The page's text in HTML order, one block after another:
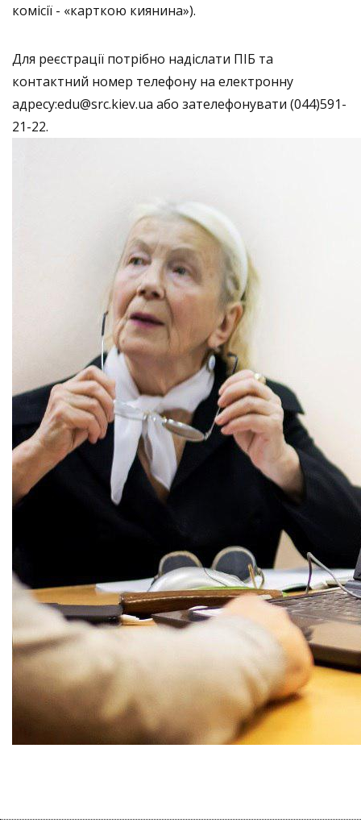
комісії - «карткою киянина»).
Для реєстрації потрібно надіслати ПІБ та
контактний номер телефону на електронну
адресу:edu@src.kiev.ua або зателефонувати (044)591-
21-22.